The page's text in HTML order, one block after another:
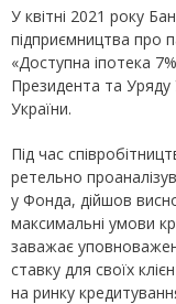
У квітні 2021 року
підприємництва про
«Доступна іпотека
Президента та Уряду
України.
Під час
ретельно
у Фонда, дійшов
максимальні умови
заважає
ставку для своїх
на ринку